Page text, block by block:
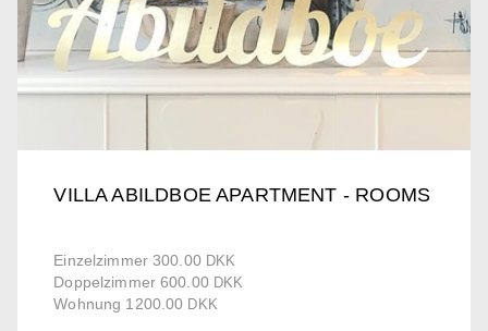
VILLA ABILDBOE APARTMENT - ROOMS
Einzelzimmer 300.00 DKK
Doppelzimmer 600.00 DKK
Wohnung 1200.00 DKK